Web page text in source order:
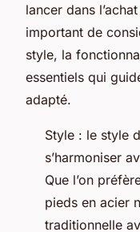
lancer dans
important de
style, la
essentiels qui
adapté.
Style : le style
s’harmoniser
Que l’on
pieds en acier
traditionnelle